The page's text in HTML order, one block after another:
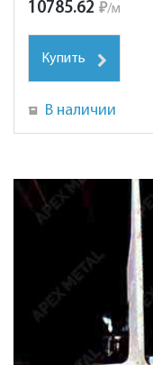
10785.62 ₽/м
Купить
В наличии